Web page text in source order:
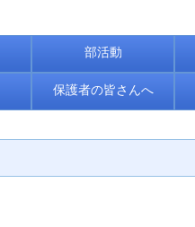
部活動
保護者の皆さんへ